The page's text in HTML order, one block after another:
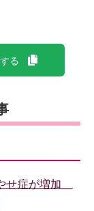
る
せ症が増加